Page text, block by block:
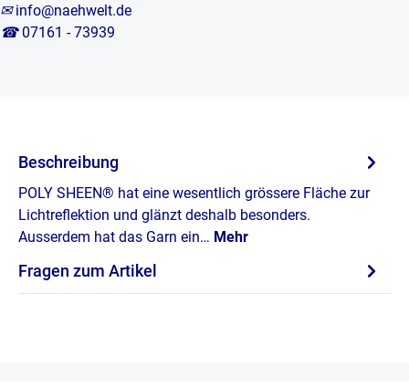
✉ info@naehwelt.de
☎ 07161 - 73939
Beschreibung
POLY SHEEN® hat eine wesentlich grössere Fläche zur
Lichtreflektion und glänzt deshalb besonders.
Ausserdem hat das Garn ein… Mehr
Fragen zum Artikel